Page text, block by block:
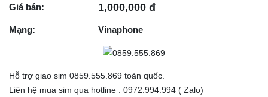
Giá bán: 1,000,000 đ
Mạng: Vinaphone
Hỗ trợ giao sim 0859.555.869 toàn quốc.
Liên hệ mua sim qua hotline : 0972.994.994 ( Zalo)